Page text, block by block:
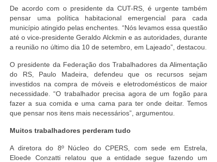
De acordo com o presidente da CUT-RS, é urgente também
pensar uma política habitacional emergencial para cada
município atingido pelas enchentes. “Nós levamos essa questão
até o vice-presidente Geraldo Alckmin e as autoridades, durante
a reunião no último dia 10 de setembro, em Lajeado”, destacou.
O presidente da Federação dos Trabalhadores da Alimentação
do RS, Paulo Madeira, defendeu que os recursos sejam
investidos na compra de móveis e eletrodomésticos de maior
necessidade. “O trabalhador precisa agora de um fogão para
fazer a sua comida e uma cama para ter onde deitar. Temos
que pensar nos itens mais necessários”, argumentou.
Muitos trabalhadores perderam tudo
A diretora do 8º Núcleo do CPERS, com sede em Estrela,
Eloede Conzatti relatou que a entidade segue fazendo um